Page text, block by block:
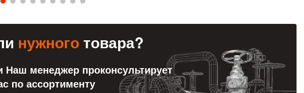
нужноготовара?
Наш менеджер проконсультирует
по ассортименту